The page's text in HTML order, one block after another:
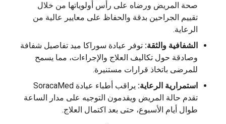
صحة المريض ورضاه على رأس أولوياتها من خلال
تقييم الجراحين بدقة والحفاظ على معايير عالية من
الرعاية.
الشفافية والثقة:توفر عيادة سوراكا ميد تفاصيل شفافة
وصادقة حول تكاليف العلاج والإجراءات، مما يسمح
للمرضى باتخاذ قرارات مستنيرة.
استمرارية الرعاية:
يراقب أطباء عيادة SoracaMed
تقدم حالة المريض ويقدمون التوجيه على مدار الساعة
طوال أيام الأسبوع، حتى بعد اكتمال العلاج.